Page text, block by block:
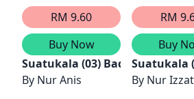
RM 9.60
Buy Now
Suatukala (03) Badang
By Nur Anis
RM
Buy
Suatukala
By Nur